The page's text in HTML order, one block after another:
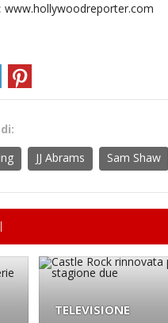
www.hollywoodreporter.com
JJ Abrams Sam Shaw
TELEVISIONE